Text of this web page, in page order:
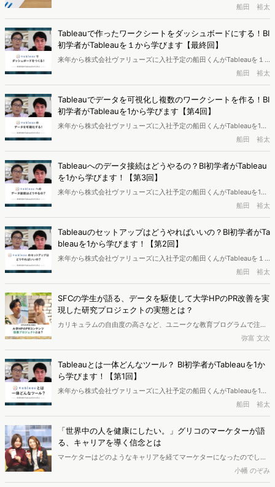
しているサイトからTableauの活用事例を学びます！国・自治体が提
供している、市場調査やマーケティングにも使える観光や地域に関す
るオープンデータをまとめました。Tableau活用事例の参考にもなる
でしょう。
船田 裕太
Tableauで作ったワークシートをダッシュボードにする！BI
初学者がTableauを１から学びます【最終回】
来年から株式会社ヴァリューズに入社予定の船田くんがTableauを１
から学んでいきます。講師はTableauの公式パートナーであるヴァリ
ューズで、Tableauセミナーも行っている若林さん。第5回（最終回）
は、地図データを使ったビジュアライズ、ダッシュボードの作成を学
びます。Tableauを使って、社内データの活用などを考えている方、
ぜひ船田くんと一緒に勉強していきましょう。
船田 裕太
Tableauでデータを可視化し複数のワークシートを作る！BI
初学者がTableauを1から学びます【第4回】
来年から株式会社ヴァリューズに入社予定の船田くんがTableauを1か
ら学んでいきます。講師はTableauの公式パートナーであるヴァリュ
ーズで、Tableauセミナーも行っている若林さん。第4回は、Tableau
での様々なビジュアライズの方法を学びます。Tableauを使って社内
データの活用などを考えている方、ぜひ船田くんと一緒に勉強してい
きましょう。
船田 裕太
Tableauへのデータ接続はどうやるの？BI初学者がTableau
を1から学びます！【第3回】
来年から株式会社ヴァリューズに入社予定の船田くんがTableauを1か
ら学んでいきます。講師はTableauの公式パートナーであるヴァリュ
ーズで、Tableauセミナーも行っている若林さん。第3回はTableauへ
のデータ接続と簡単なグラフの作成について学びます。Tableauを使
って、社内データの活用などを考えている方、ぜひ船田くんと一緒に
勉強していきましょう。
船田 裕太
Tableauのセットアップはどうやればいいの？BI初学者がTa
bleauを1から学びます！【第2回】
来年から株式会社ヴァリューズに入社予定の船田くんがTableauを１
から学んでいきます。講師はTableauの公式パートナーであるヴァリ
ューズで、Tableauセミナーも行っている若林さん。第2回はアカデミ
ックライセンスの取得方法とTableau Desktopツールのセットアップ
方法について学びます。Tableauを使って、社内データの活用などを
考えている方、ぜひ船田くんと一緒に勉強していきましょう。
船田 裕太
SFCの学生が語る、データを駆使して大学HPのPR改善を実
現した研究プロジェクトの実態とは？
カリキュラムの自由度の高さなど、ユニークな教育プログラムで注目
を集める慶應義塾大学 湘南藤沢キャンパス（SFC）。マーケティング
コミュニケーションを研究する桑原武夫研究会では、大学の広報担当
と連携してPRコンテンツを制作する研究活動も行われています。その
際にはWeb行動ログデータも使い、コンテンツの課題発見や改善、効
果検証まで実施されているとか。では、その実態はどのようなものな
のでしょうか？ プロジェクトリーダーである4年生の加藤さん、次
弥富 文次
Tableauとは一体どんなツール？ BI初学者がTableauを1か
ら学びます！【第1回】
来年から株式会社ヴァリューズに入社予定の船田くんがTableauを1か
ら学んでいきます。講師はTableauの公式パートナーである株式会社
ヴァリューズで、セミナーも行っている若林さん。初回はそもそも
Tableauとは何か、BIツールとは何かについて学び、Tableauを実際に
利用するイメージを掴みます。Tableauを使って、社内データの活用
などを考えている方、ぜひ一緒に勉強していきましょう。
船田 裕太
「世界中の人を健康にしたい。」グリコのマーケターが語
る、キャリアを導く信念とは
マーケターはどのようなキャリアを経てマーケターになったのでしょ
うか？そして実際どんな仕事をしているのでしょうか。学生から見た
ら詳しくは分からないことも多い「マーケター」に、ヴァリューズの
小幡 のぞみ